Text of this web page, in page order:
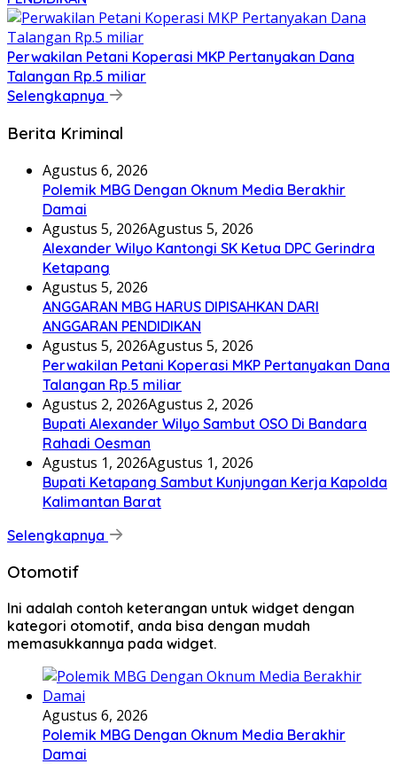
Perwakilan Petani Koperasi MKP Pertanyakan Dana
Talangan Rp.5 miliar
Selengkapnya
Berita Kriminal
Agustus 6, 2026
Polemik MBG Dengan Oknum Media Berakhir
Damai
Agustus 5, 2026Agustus 5, 2026
Alexander Wilyo Kantongi SK Ketua DPC Gerindra
Ketapang
Agustus 5, 2026
ANGGARAN MBG HARUS DIPISAHKAN DARI
ANGGARAN PENDIDIKAN
Agustus 5, 2026Agustus 5, 2026
Perwakilan Petani Koperasi MKP Pertanyakan Dana
Talangan Rp.5 miliar
Agustus 2, 2026Agustus 2, 2026
Bupati Alexander Wilyo Sambut OSO Di Bandara
Rahadi Oesman
Agustus 1, 2026Agustus 1, 2026
Bupati Ketapang Sambut Kunjungan Kerja Kapolda
Kalimantan Barat
Selengkapnya
Otomotif
Ini adalah contoh keterangan untuk widget dengan
kategori otomotif, anda bisa dengan mudah
memasukkannya pada widget.
Agustus 6, 2026
Polemik MBG Dengan Oknum Media Berakhir
Damai